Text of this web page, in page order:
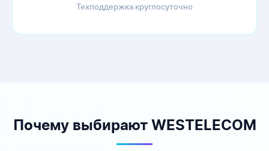
Техподдержка круглосуточно
Почему выбирают WESTELECOM